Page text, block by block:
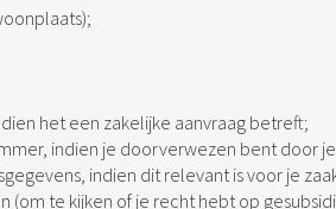
het een zakelijke aanvraag betreft;
indien je doorverwezen bent door
indien dit relevant is voor je
(om te kijken of je recht hebt op